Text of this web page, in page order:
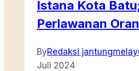
Istana Kota
Perlawanan
ByRedaksi
Juli 2024